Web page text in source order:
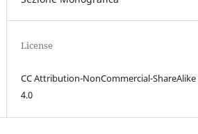
License
CC Attribution-NonCommercial-ShareAlike
4.0